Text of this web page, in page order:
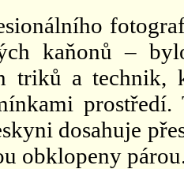
kaňonů –
triků a technik,
dosahuje
obklopeny